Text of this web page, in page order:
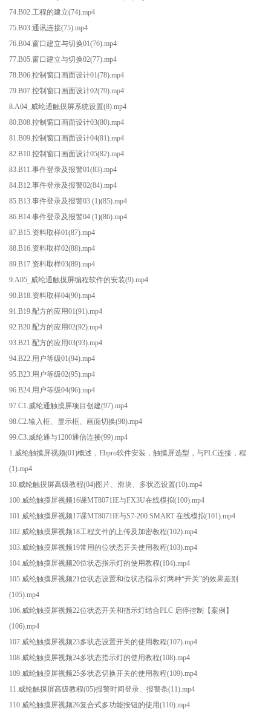
74.B02.工程的建立(74).mp4
75.B03.通讯连接(75).mp4
76.B04.窗口建立与切换01(76).mp4
77.B05.窗口建立与切换02(77).mp4
78.B06.控制窗口画面设计01(78).mp4
79.B07.控制窗口画面设计02(79).mp4
8.A04_威纶通触摸屏系统设置(8).mp4
80.B08.控制窗口画面设计03(80).mp4
81.B09.控制窗口画面设计04(81).mp4
82.B10.控制窗口画面设计05(82).mp4
83.B11.事件登录及报警01(83).mp4
84.B12.事件登录及报警02(84).mp4
85.B13.事件登录及报警03 (1)(85).mp4
86.B14.事件登录及报警04 (1)(86).mp4
87.B15.资料取样01(87).mp4
88.B16.资料取样02(88).mp4
89.B17.资料取样03(89).mp4
9.A05_威纶通触摸屏编程软件的安装(9).mp4
90.B18.资料取样04(90).mp4
91.B19.配方的应用01(91).mp4
92.B20.配方的应用02(92).mp4
93.B21.配方的应用03(93).mp4
94.B22.用户等级01(94).mp4
95.B23.用户等级02(95).mp4
96.B24.用户等级04(96).mp4
97.C1.威纶通触摸屏项目创建(97).mp4
98.C2.输入框、显示框、画面切换(98).mp4
99.C3.威纶通与1200通信连接(99).mp4
1.威纶触摸屏视频(01)概述，Ebpro软件安装，触摸屏选型，与PLC连接，程
(1).mp4
10.威纶触摸屏高级教程(04)图片、滑块、多状态设置(10).mp4
100.威纶触摸屏视频16课MT8071IE与FX3U在线模拟(100).mp4
101.威纶触摸屏视频17课MT8071IE与S7-200 SMART 在线模拟(101).mp4
102.威纶触摸屏视频18工程文件的上传及加密教程(102).mp4
103.威纶触摸屏视频19常用的位状态开关使用教程(103).mp4
104.威纶触摸屏视频20位状态指示灯的使用教程(104).mp4
105.威纶触摸屏视频21位状态设置和位状态指示灯两种“开关”的效果差别
(105).mp4
106.威纶触摸屏视频22位状态开关和指示灯结合PLC 启停控制【案例】
(106).mp4
107.威纶触摸屏视频23多状态设置开关的使用教程(107).mp4
108.威纶触摸屏视频24多状态指示灯的使用教程(108).mp4
109.威纶触摸屏视频25多状态切换开关的使用教程(109).mp4
11.威纶触摸屏高级教程(05)报警时间登录、报警条(11).mp4
110.威纶触摸屏视频26复合式多功能按钮的使用(110).mp4